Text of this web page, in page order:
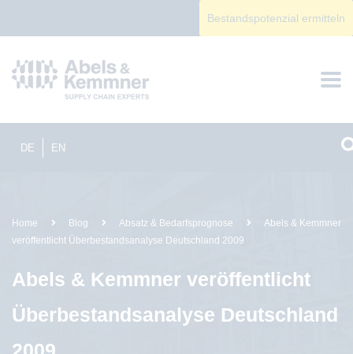
DE EN
Bestandspotenzial ermitteln
Home Blog Absatz & Bedarfsprognose
Abels & Kemmner
veröffentlicht Überbestandsanalyse Deutschland 2009
Abels & Kemmner veröffentlicht
Überbestandsanalyse Deutschland